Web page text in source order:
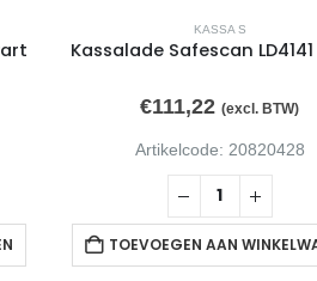
KASSA S
Kassalade Safescan
€111,22 (excl. BTW)
Artikelcode: 20820428
TOEVOEGEN AAN